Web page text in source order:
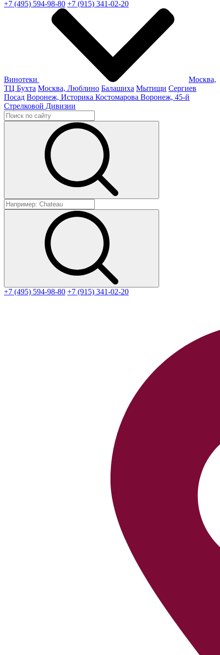
+7 (495) 594-98-80 +7 (915) 341-02-20
Винотеки
Москва,
ТЦ Бухта Москва, Люблино Балашиха Мытищи Сергиев
Посад Воронеж, Историка Костомарова Воронеж, 45-й
Стрелковой Дивизии
+7 (495) 594-98-80 +7 (915) 341-02-20